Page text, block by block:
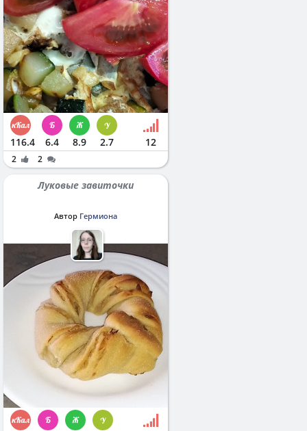
116.4 6.4 8.9 2.7 12
2 2
Луковые завиточки
Автор Гермиона